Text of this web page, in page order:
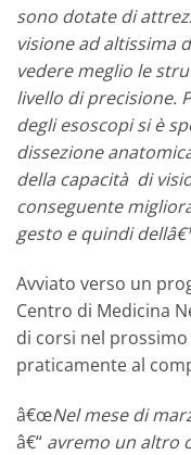
sono dotate di
visione ad altissima
vedere meglio le
livello di precisione.
degli esoscopi si è
dissezione
della capacità di
conseguente
gesto e quindi
Avviato verso un
Centro di Medicina
di corsi nel
praticamente al
â€œNel mese di
â€“ avremo un altro